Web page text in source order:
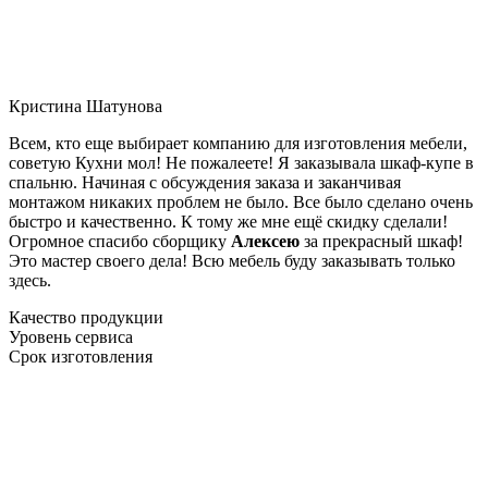
Кристина Шатунова
Всем, кто еще выбирает компанию для изготовления мебели,
советую Кухни мол! Не пожалеете! Я заказывала шкаф-купе в
спальню. Начиная с обсуждения заказа и заканчивая
монтажом никаких проблем не было. Все было сделано очень
быстро и качественно. К тому же мне ещё скидку сделали!
Огромное спасибо сборщику Алексею за прекрасный шкаф!
Это мастер своего дела! Всю мебель буду заказывать только
здесь.
Качество продукции
Уровень сервиса
Срок изготовления